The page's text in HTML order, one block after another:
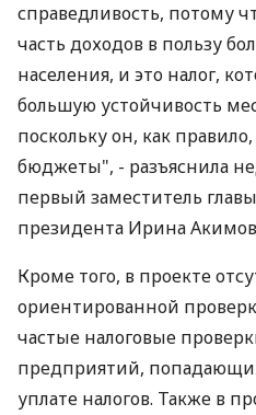
справедливость, потому
часть доходов в пользу
населения, и это налог,
большую устойчивость
поскольку он, как
бюджеты", - разъяснила
первый заместитель
президента Ирина
Кроме того, в проекте
ориентированной
частые налоговые
предприятий,
уплате налогов. Также в